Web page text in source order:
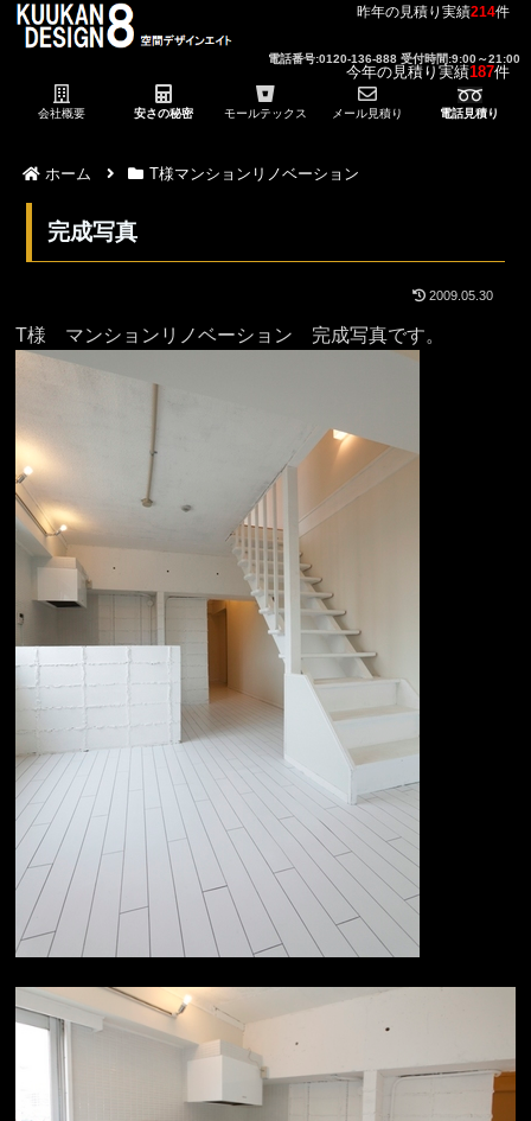
昨年の見積り実績214件
今年の見積り実績187件
電話番号:0120-136-888 受付時間:9:00～21:00
会社概要 安さの秘密 モールテックス メール見積り 電話見積り
ホーム T様マンションリノベーション
完成写真
2009.05.30
T様 マンションリノベーション 完成写真です。